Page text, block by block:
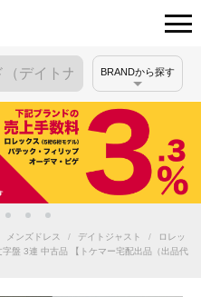
BRANDから探す
メンズドレス / デイトジャスト /
ロレッ
盤 3連 中古品 【トケマー宅配出品（出品代